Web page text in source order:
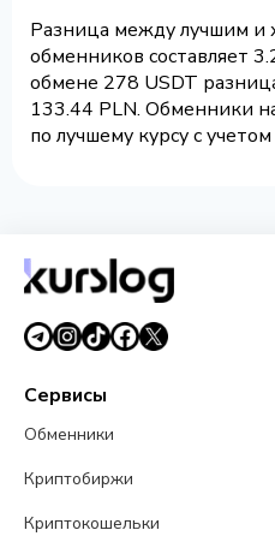
Разница между лучшим и
обменников составляет
обмене 278 USDT
133.44 PLN. Обменники
по лучшему курсу с
Сервисы
Обменники
Криптобиржи
Криптокошельки